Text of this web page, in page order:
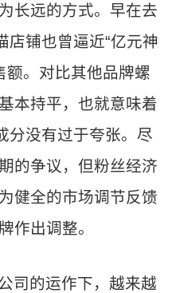
长远的方式。早在去
店铺也曾逼近“亿元神
额。对比其他品牌螺
本持平，也就意味着
分没有过于夸张。尽
的争议，但粉丝经济
健全的市场调节反馈
作出调整。
司的运作下，越来越